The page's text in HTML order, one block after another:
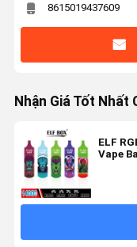
8615019437609
Nhận Giá Tốt Nhất
ELF
Vape